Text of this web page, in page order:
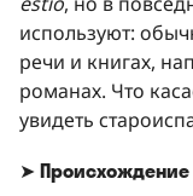
используют:
речи и книгах,
романах. Что
увидеть
➤ Происхождение